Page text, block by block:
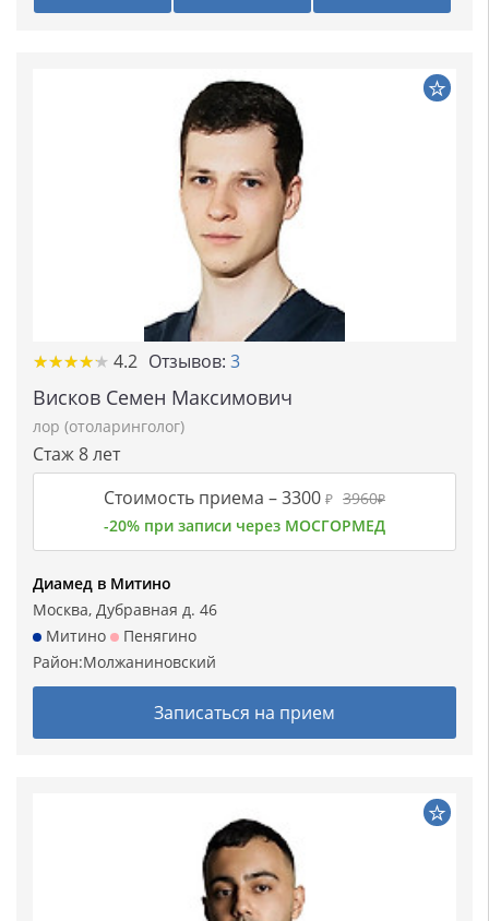
★★★★★
★★★★★ 4.2 Отзывов: 3
Висков Семен Максимович
лор (отоларинголог)
Стаж 8 лет
Стоимость приема –3300 ₽ 3960₽
-20% при записи через МОСГОРМЕД
Диамед в Митино
Москва, Дубравная д. 46
Митино
Пенягино
Район:Молжаниновский
Записаться на прием